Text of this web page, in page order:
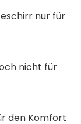
nur für
nicht für
den Komfort